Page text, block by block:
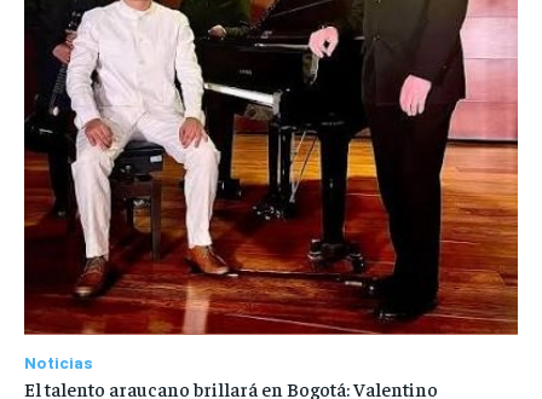
Noticias
El talento araucano brillará en Bogotá: Valentino